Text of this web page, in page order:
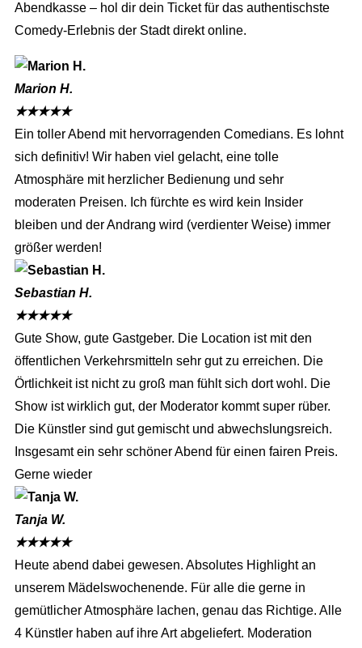
Abendkasse – hol dir dein Ticket für das authentischste
Comedy-Erlebnis der Stadt direkt online.
Marion H.
★★★★★
Ein toller Abend mit hervorragenden Comedians. Es lohnt
sich definitiv! Wir haben viel gelacht, eine tolle
Atmosphäre mit herzlicher Bedienung und sehr
moderaten Preisen. Ich fürchte es wird kein Insider
bleiben und der Andrang wird (verdienter Weise) immer
größer werden!
Sebastian H.
★★★★★
Gute Show, gute Gastgeber. Die Location ist mit den
öffentlichen Verkehrsmitteln sehr gut zu erreichen. Die
Örtlichkeit ist nicht zu groß man fühlt sich dort wohl. Die
Show ist wirklich gut, der Moderator kommt super rüber.
Die Künstler sind gut gemischt und abwechslungsreich.
Insgesamt ein sehr schöner Abend für einen fairen Preis.
Gerne wieder
Tanja W.
★★★★★
Heute abend dabei gewesen. Absolutes Highlight an
unserem Mädelswochenende. Für alle die gerne in
gemütlicher Atmosphäre lachen, genau das Richtige. Alle
4 Künstler haben auf ihre Art abgeliefert. Moderation